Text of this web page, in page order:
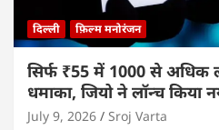
दिल्ली फ़िल्म मनोरंजन
सिर्फ ₹55 में 1000 से अधिक
धमाका, जियो ने लॉन्च किया
July 9, 2026 Sroj Varta